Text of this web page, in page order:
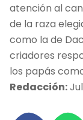
atención al
de la raza
como la de
criadores
los papás
Redacción: